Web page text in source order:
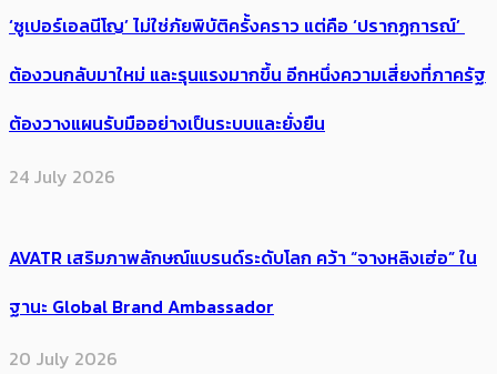
‘ซูเปอร์เอลนีโญ’ ไม่ใช่ภัยพิบัติครั้งคราว แต่คือ ‘ปรากฏการณ์’ ​
ต้อง​วนกลับมาใหม่ และรุนแรงมากขึ้น อีกหนึ่งความเสี่ยงที่ภาครัฐ
ต้องวางแผนรับมืออย่างเป็นระบบและยั่งยืน
24 July 2026
AVATR เสริมภาพลักษณ์แบรนด์ระดับโลก คว้า “จางหลิงเฮ่อ” ใน
ฐานะ Global Brand Ambassador
20 July 2026